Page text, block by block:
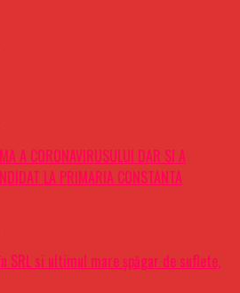
A CORONAVIRUSULUI DAR SI A
LA PRIMARIA CONSTANTA
SRL si ultimul mare șpăgar de suflete,